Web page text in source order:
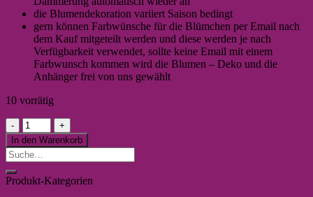
die Blumendekoration variiert Saison bedingt
gern können Farbwünsche für die Blümchen per Email nach
dem Kauf mitgeteilt werden und diese werden je nach
Verfügbarkeit verwendet, sollte keine Email mit einem
Farbwunsch kommen wird die Blumen – Deko und die
Anhänger frei von uns gewählt
10 vorrätig
Zauberhafte
Solar
Lampe
"Heißluftballon"
In den Warenkorb
Suche
nach:
Produkt-Kategorien